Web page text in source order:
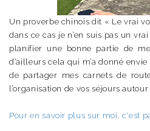
Un proverbe chinois dit « Le vrai
dans ce cas je n’en suis pas un
planifier une bonne partie de
d’ailleurs cela qui m’a donné
de partager mes carnets de
l’organisation de vos séjours
Pour en savoir plus sur moi, c'est